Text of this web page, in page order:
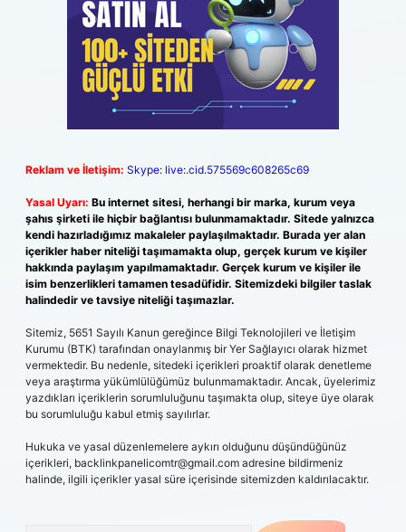
Reklam ve İletişim: Skype: live:.cid.575569c608265c69
Yasal Uyarı: Bu internet sitesi, herhangi bir marka, kurum veya
şahıs şirketi ile hiçbir bağlantısı bulunmamaktadır. Sitede yalnızca
kendi hazırladığımız makaleler paylaşılmaktadır. Burada yer alan
içerikler haber niteliği taşımamakta olup, gerçek kurum ve kişiler
hakkında paylaşım yapılmamaktadır. Gerçek kurum ve kişiler ile
isim benzerlikleri tamamen tesadüfidir. Sitemizdeki bilgiler taslak
halindedir ve tavsiye niteliği taşımazlar.
Sitemiz, 5651 Sayılı Kanun gereğince Bilgi Teknolojileri ve İletişim
Kurumu (BTK) tarafından onaylanmış bir Yer Sağlayıcı olarak hizmet
vermektedir. Bu nedenle, sitedeki içerikleri proaktif olarak denetleme
veya araştırma yükümlülüğümüz bulunmamaktadır. Ancak, üyelerimiz
yazdıkları içeriklerin sorumluluğunu taşımakta olup, siteye üye olarak
bu sorumluluğu kabul etmiş sayılırlar.
Hukuka ve yasal düzenlemelere aykırı olduğunu düşündüğünüz
içerikleri, backlinkpanelicomtr@gmail.com adresine bildirmeniz
halinde, ilgili içerikler yasal süre içerisinde sitemizden kaldırılacaktır.